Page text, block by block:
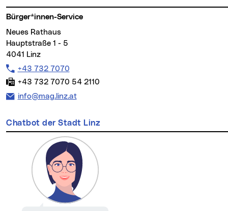
Bürger*innen-Service
Neues Rathaus
Hauptstraße 1 - 5
4041 Linz
Telefon:
+43 732 7070
Fax:
+43 732 7070 54 2110
E-Mail Adresse:
info@mag.linz.at
Chatbot der Stadt Linz